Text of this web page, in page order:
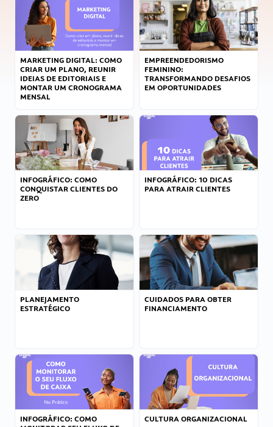
MARKETING DIGITAL: COMO
CRIAR UM PLANO, REUNIR
IDEIAS DE EDITORIAIS E
MONTAR UM CRONOGRAMA
MENSAL
EMPREENDEDORISMO
FEMININO:
TRANSFORMANDO DESAFIOS
EM OPORTUNIDADES
INFOGRÁFICO: COMO
CONQUISTAR CLIENTES DO
ZERO
INFOGRÁFICO: 10 DICAS
PARA ATRAIR CLIENTES
PLANEJAMENTO
ESTRATÉGICO
CUIDADOS PARA OBTER
FINANCIAMENTO
INFOGRÁFICO: COMO
CULTURA ORGANIZACIONAL